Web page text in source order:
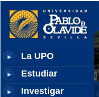
La UPO
Estudiar
Investigar